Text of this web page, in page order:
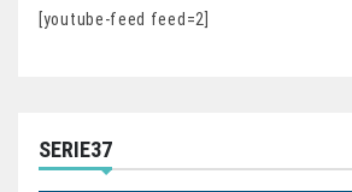
[youtube-feed feed=2]
SERIE37